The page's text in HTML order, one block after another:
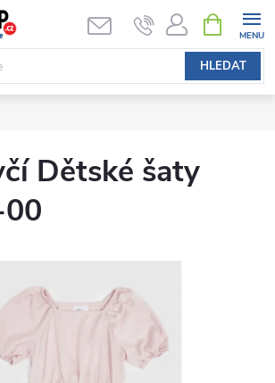
HLEDAT
NÁKUPNÍ
KOŠÍK
Dětské šaty